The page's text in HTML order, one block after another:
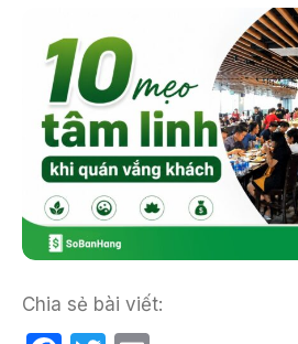
Chia sẻ bài viết: